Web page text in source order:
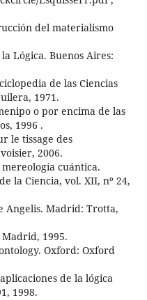
del materialismo
Lógica. Buenos Aires:
de las Ciencias
1971.
o por encima de las
1996 .
le tissage des
2006.
cuántica.
la Ciencia, vol. XII, nº 24,
Angelis. Madrid: Trotta,
Madrid, 1995.
Oxford: Oxford
de la lógica
1998.